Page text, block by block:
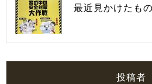
最近見かけたもの
投稿者